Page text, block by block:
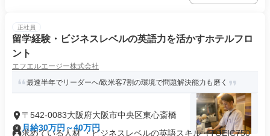
正社員
留学経験・ビジネスレベルの英語力を活かすホテルフロ
ント
エフエルエージー株式会社
最速半年でリーダーへ/欧米客7割の環境で問題解決能力も磨く
〒542-0083大阪府大阪市中央区東心斎橋
月給30万円～40万円
求めている人材 ・ビジネスレベルの英語スキル（TOEIC750